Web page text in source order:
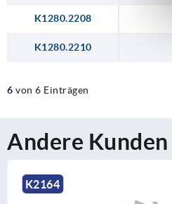
K1280.2208
K1280.2210
6 von 6 Einträgen
Andere